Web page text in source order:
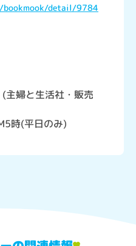
detail/9784
婦と生活社・販売
時(平日のみ)